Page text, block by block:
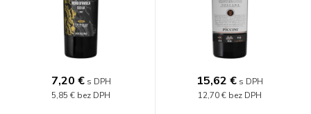
7,20 € s DPH
5,85 € bez DPH
15,62 € s DPH
12,70 € bez DPH